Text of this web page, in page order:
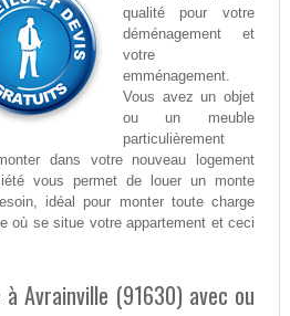
qualité pour votre
déménagement et
votre
emménagement.
Vous avez un objet
ou un meuble
particulièrement
dans votre nouveau logement
vous permet de louer un monte
idéal pour monter toute charge
où se situe votre appartement et ceci
Avrainville (91630) avec ou